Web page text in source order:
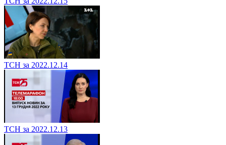
ТСН за 2022.12.14
ТСН за 2022.12.13